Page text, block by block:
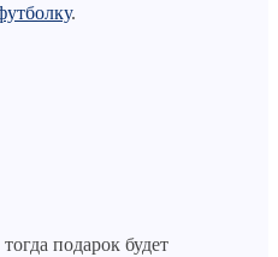
.
подарок будет